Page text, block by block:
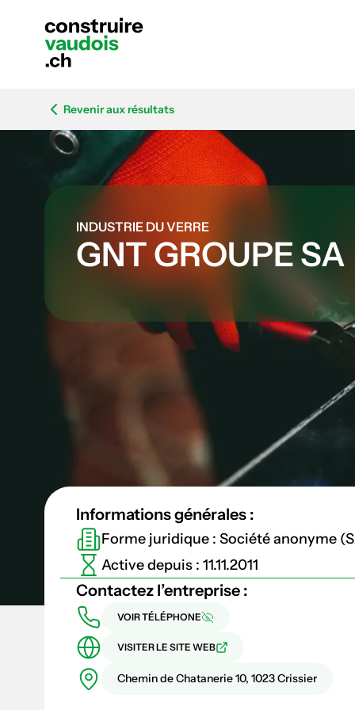
Revenir aux résultats
INDUSTRIE DU VERRE
GNT GROUPE SA
Informations générales :
Forme juridique : Société anonyme
Active depuis : 11.11.2011
Contactez l’entreprise :
VOIR TÉLÉPHONE
VISITER LE SITE WEB
Chemin de Chatanerie 10, 1023 Crissier